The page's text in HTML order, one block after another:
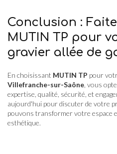
Conclusion :
MUTIN TP pour
gravier allée de
En choisissant MUTIN TP pour
Villefranche-sur-Saône , vous
expertise, qualité, sécurité, et
aujourd'hui pour discuter de votre
pouvons transformer votre espace
esthétique.